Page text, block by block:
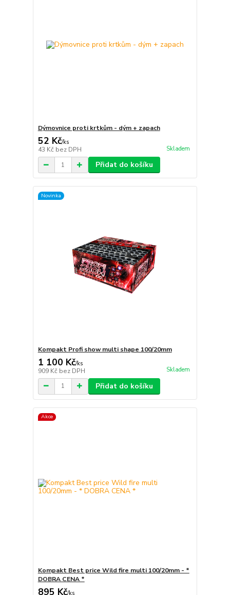
Dýmovnice proti krtkům - dým + zapach
52 Kč/ks
43 Kč bez DPH Skladem
Přidat do košíku
Novinka
Kompakt Profi show multi shape 100/20mm
1 100 Kč/ks
909 Kč bez DPH Skladem
Přidat do košíku
Akce
Kompakt Best price Wild fire multi 100/20mm - *
DOBRA CENA *
895 Kč/ks